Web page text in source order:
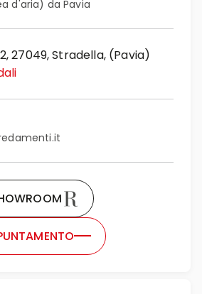
d'aria) da Pavia
27049, Stradella, (Pavia)